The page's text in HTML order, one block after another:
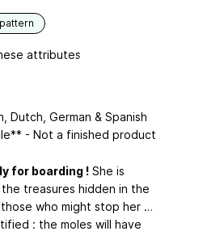
attributes
Dutch, German & Spanish
- Not a finished product
for boarding ! She is
treasures hidden in the
who might stop her …
: the moles will have